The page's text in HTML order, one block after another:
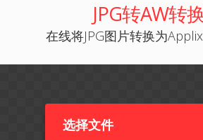
JPG转AW转
在线将JPG图片转换为
选择文件